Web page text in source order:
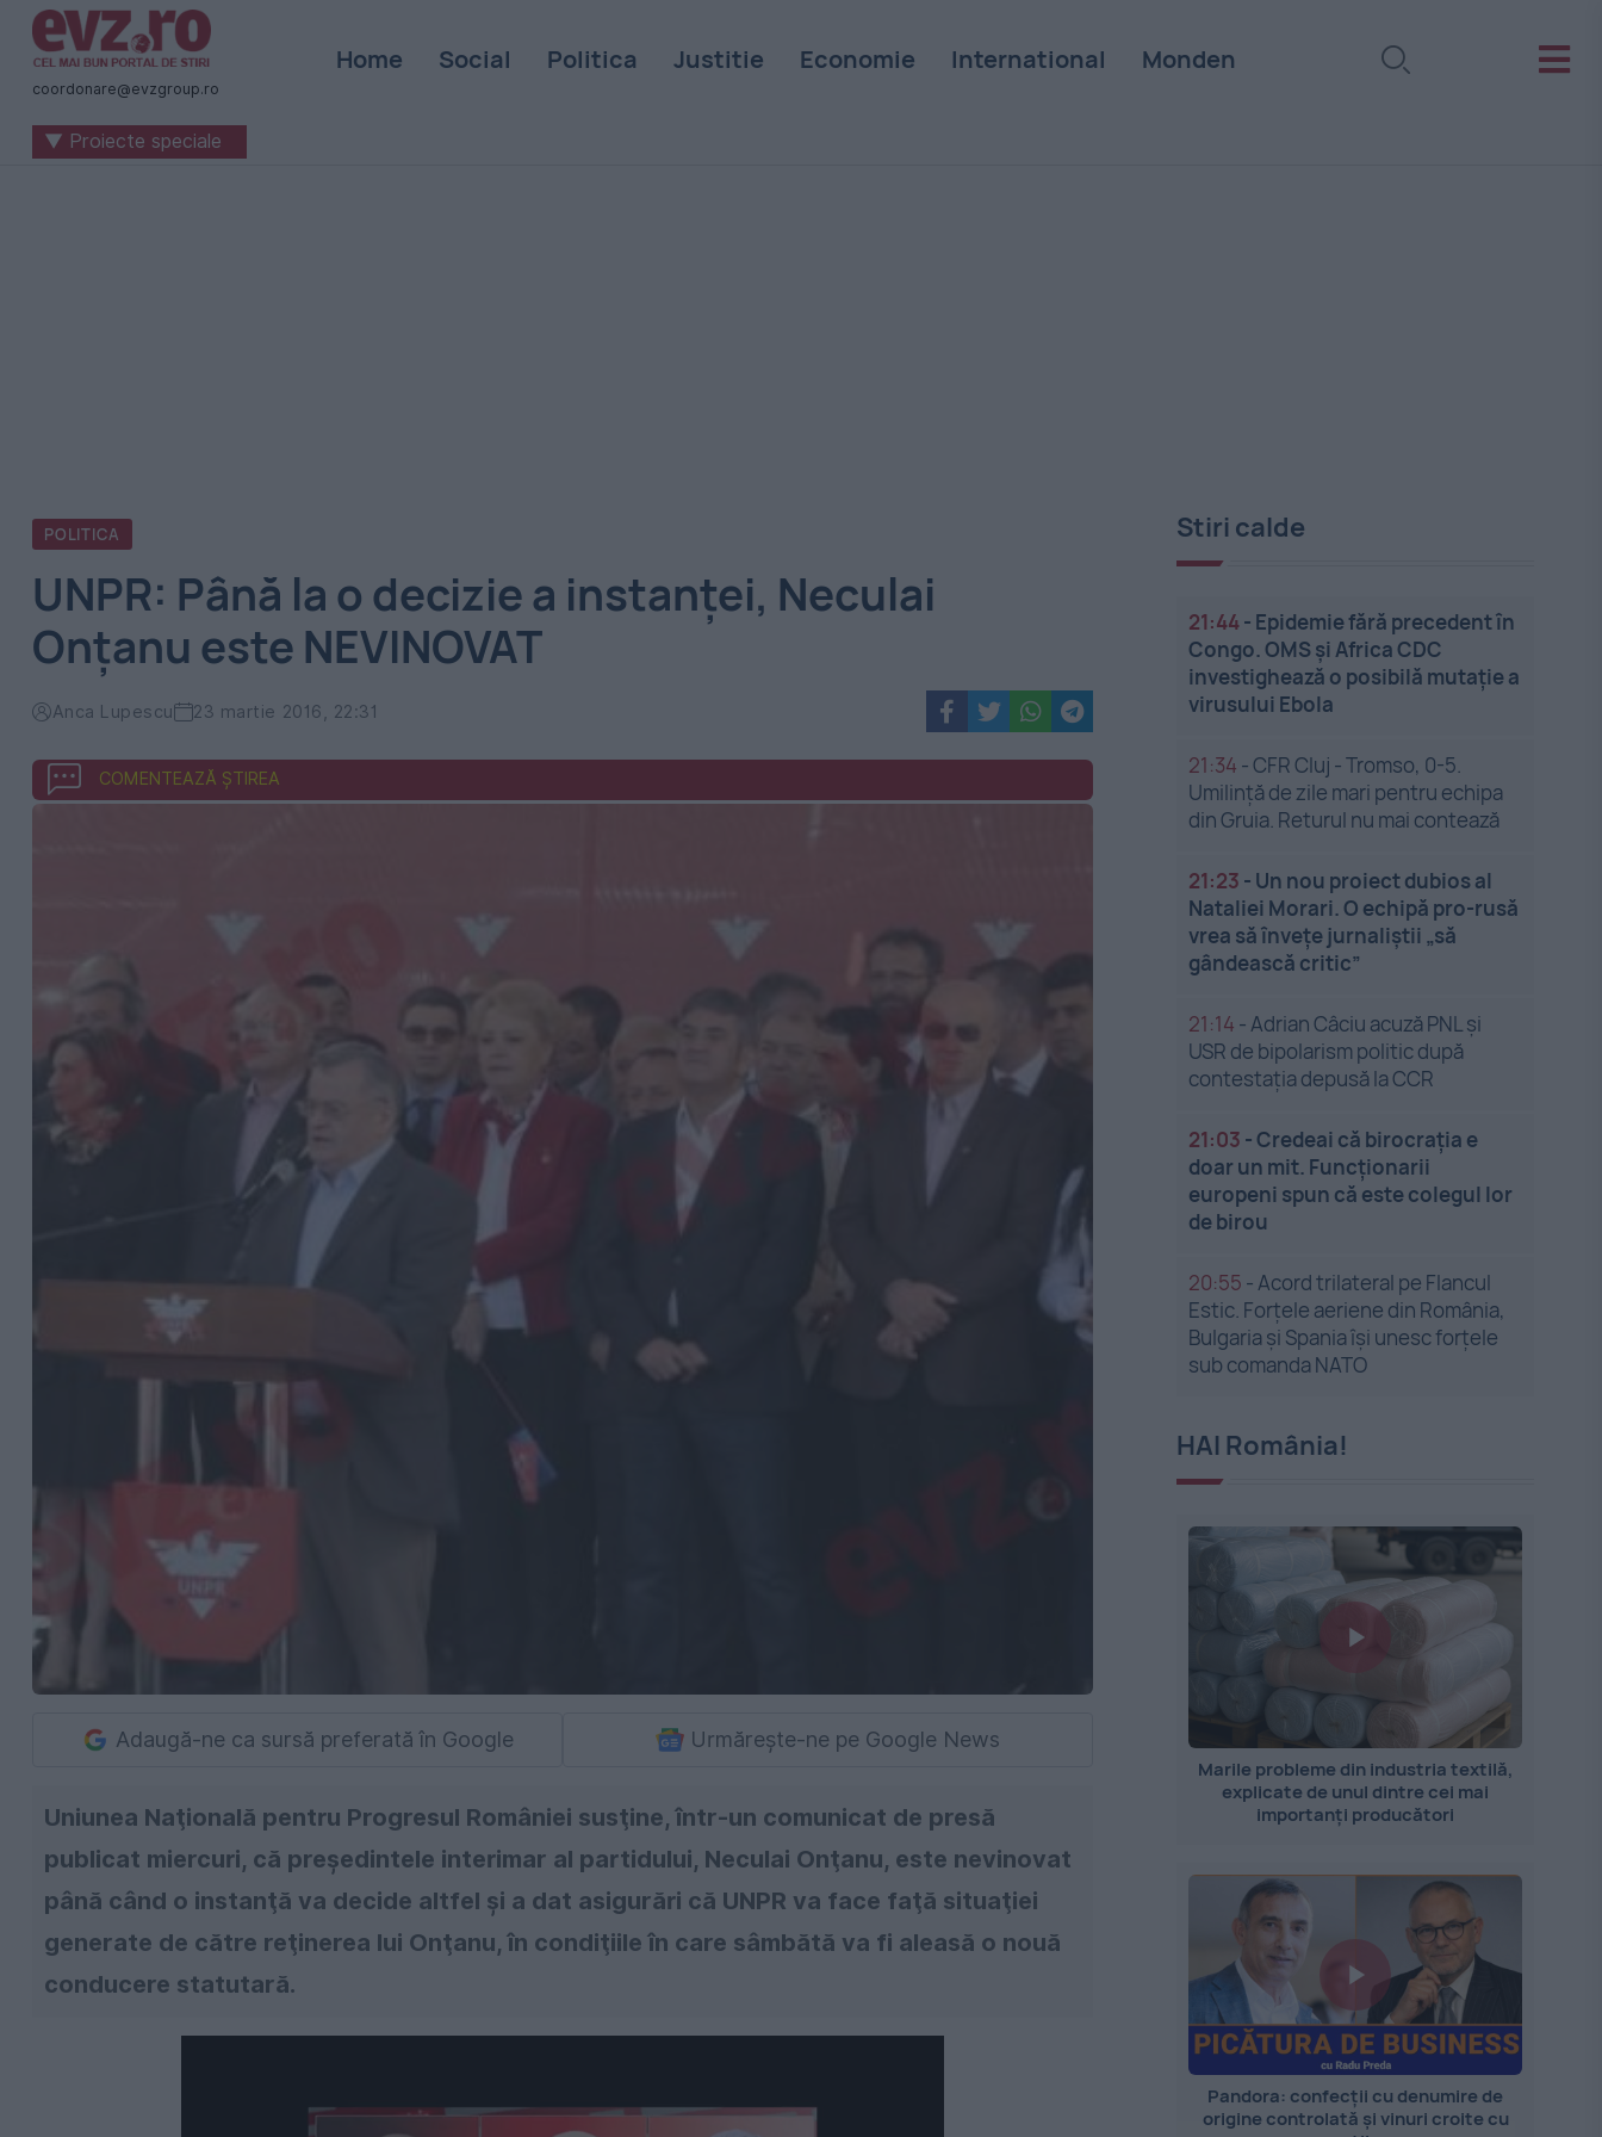
Știri
naționale
internaționale
coordonare@evzgroup.ro
Home Social Politica Justitie Economie International Monden
▼ Proiecte speciale
POLITICA
UNPR: Până la o decizie a instanţei, Neculai
Onţanu este NEVINOVAT
Anca Lupescu 23 martie 2016, 22:31
COMENTEAZĂ ȘTIREA
Adaugă-ne ca sursă preferată în Google Urmărește-ne pe Google News
Uniunea Naţională pentru Progresul României susţine, într-un comunicat de presă
publicat miercuri, că preşedintele interimar al partidului, Neculai Onţanu, este nevinovat
până când o instanţă va decide altfel şi a dat asigurări că UNPR va face faţă situaţiei
generate de către reţinerea lui Onţanu, în condiţiile în care sâmbătă va fi aleasă o nouă
conducere statutară.
Stiri calde
21:44- Epidemie fără precedent în
Congo. OMS și Africa CDC
investighează o posibilă mutație a
virusului Ebola
21:34 -CFR Cluj - Tromso, 0-5.
Umilință de zile mari pentru echipa
din Gruia. Returul nu mai contează
21:23 - Un nou proiect dubios al
Nataliei Morari. O echipă pro-rusă
vrea să înveţe jurnaliştii „să
gândească critic”
21:14 -Adrian Câciu acuză PNL și
USR de bipolarism politic după
contestația depusă la CCR
21:03 -Credeai că birocrația e
doar un mit. Funcționarii
europeni spun că este colegul lor
de birou
20:55 -Acord trilateral pe Flancul
Estic. Forțele aeriene din România,
Bulgaria și Spania își unesc forțele
sub comanda NATO
HAI România!
Marile probleme din industria textilă,
explicate de unul dintre cei mai
importanți producători
Pandora: confecții cu denumire de
origine controlată și vinuri croite cu